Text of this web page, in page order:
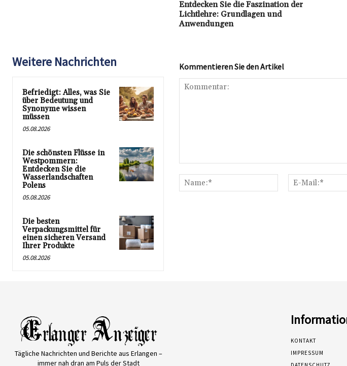
Entdecken Sie die Faszination der
Lichtlehre: Grundlagen und
Anwendungen
Weitere Nachrichten
Befriedigt: Alles, was Sie
über Bedeutung und
Synonyme wissen
müssen
05.08.2026
Die schönsten Flüsse in
Westpommern:
Entdecken Sie die
Wasserlandschaften
Polens
05.08.2026
Die besten
Verpackungsmittel für
einen sicheren Versand
Ihrer Produkte
05.08.2026
Kommentieren Sie den Artikel
Name:*
Tägliche Nachrichten und Berichte aus Erlangen –
immer nah dran am Puls der Stadt
KONTAKT
IMPRESSUM